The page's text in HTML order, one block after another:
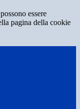
essere
pagina della cookie